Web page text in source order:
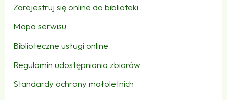
Zarejestruj się online do biblioteki
Mapa serwisu
Biblioteczne usługi online
Regulamin udostępniania zbiorów
Standardy ochrony małoletnich